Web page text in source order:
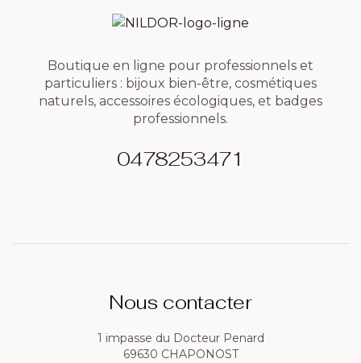
Boutique en ligne pour professionnels et
particuliers : bijoux bien-être, cosmétiques
naturels, accessoires écologiques, et badges
professionnels.
0478253471
Nous contacter
1 impasse du Docteur Penard
69630 CHAPONOST